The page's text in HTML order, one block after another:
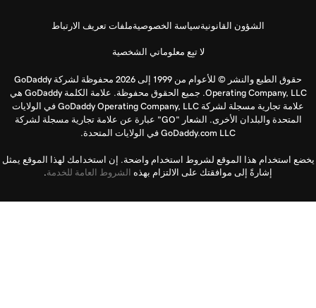
الشؤون القانونيةسياسة الخصوصيةملفات تعريف الارتباط
لا تبِع معلوماتي الشخصية
حقوق الطبع والنشر © للأعوام من 1999 إلى 2026 محفوظة لشركة GoDaddy
Operating Company, LLC. جميع الحقوق محفوظة. علامة الكلمة GoDaddy هي
علامة تجارية مسجلة لشركة GoDaddy Operating Company, LLC في الولايات
المتحدة والبلدان الأخرى. الشعار "GO" عبارة عن علامة تجارية مسجلة لشركة
GoDaddy.com LLC في الولايات المتحدة.
يخضع استخدام هذا الموقع لشروط استخدام واضحة. إن استخدامك لهذا الموقع يمثل
إشارةً إلى موافقتك على الالتزام بهذه الشروط العامة للخدمة.